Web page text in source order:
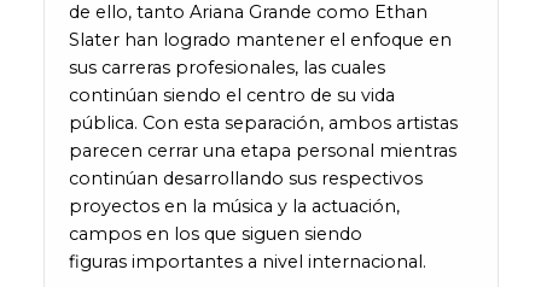
de ello, tanto Ariana Grande como Ethan
Slater han logrado mantener el enfoque en
sus carreras profesionales, las cuales
continúan siendo el centro de su vida
pública. Con esta separación, ambos artistas
parecen cerrar una etapa personal mientras
continúan desarrollando sus respectivos
proyectos en la música y la actuación,
campos en los que siguen siendo
figuras importantes a nivel internacional.